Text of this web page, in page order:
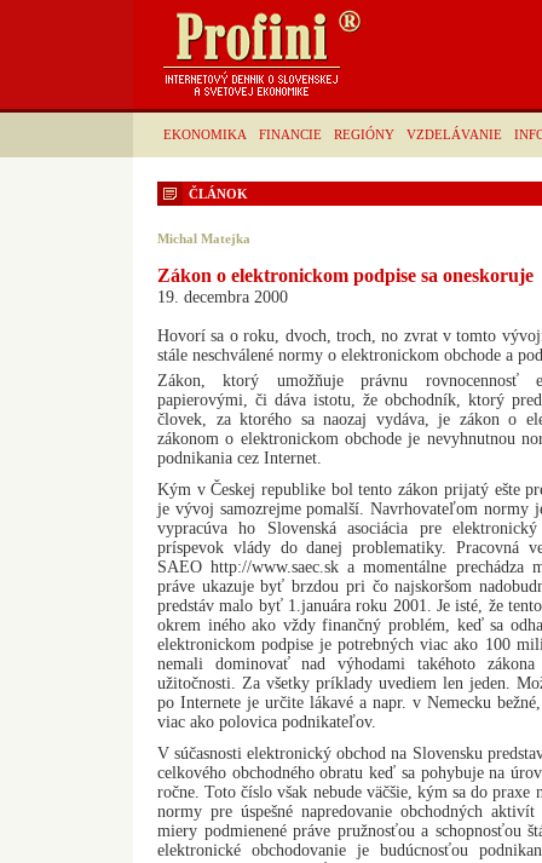
EKONOMIKA FINANCIE REGIÓNY VZDELÁVANIE
ČLÁNOK
Michal Matejka
Zákon o elektronickom podpise sa oneskoruje
19. decembra 2000
Hovorí sa o roku, dvoch, troch, no zvrat v tomto
stále neschválené normy o elektronickom obchode a
Zákon, ktorý umožňuje právnu rovnocennosť
papierovými, či dáva istotu, že obchodník, ktorý
človek, za ktorého sa naozaj vydáva, je zákon o
zákonom o elektronickom obchode je nevyhnutnou
podnikania cez Internet.
Kým v Českej republike bol tento zákon prijatý ešte
je vývoj samozrejme pomalší. Navrhovateľom normy
vypracúva ho Slovenská asociácia pre
príspevok vlády do danej problematiky. Pracovná
SAEO http://www.saec.sk a momentálne prechádza
práve ukazuje byť brzdou pri čo najskoršom
predstáv malo byť 1.januára roku 2001. Je isté, že
okrem iného ako vždy finančný problém, keď sa
elektronickom podpise je potrebných viac ako 100
nemali dominovať nad výhodami takéhoto
užitočnosti. Za všetky príklady uvediem len jeden.
po Internete je určite lákavé a napr. v Nemecku
viac ako polovica podnikateľov.
V súčasnosti elektronický obchod na Slovensku
celkového obchodného obratu keď sa pohybuje na
ročne. Toto číslo však nebude väčšie, kým sa do praxe
normy pre úspešné napredovanie obchodných
miery podmienené práve pružnosťou a schopnosťou
elektronické obchodovanie je budúcnosťou